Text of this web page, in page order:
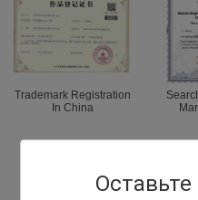
Trademark Registration
In China